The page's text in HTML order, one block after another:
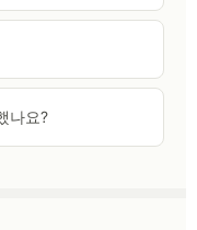
나요?